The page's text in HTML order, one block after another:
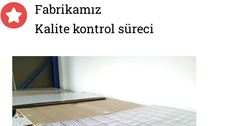
Fabrikamız
Kalite kontrol süreci